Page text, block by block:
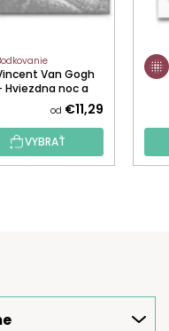
Van Gogh
Hviezdna noc a
od €11,29
VYBRAŤ